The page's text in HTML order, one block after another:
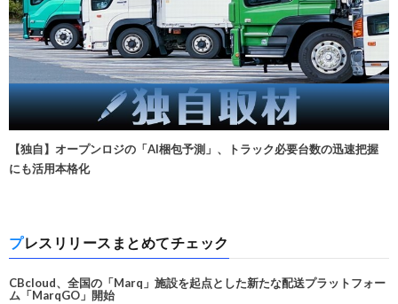
【独自】オープンロジの「AI梱包予測」、トラック必要台数の迅速把握
にも活用本格化
プレスリリースまとめてチェック
CBcloud、全国の「Marq」施設を起点とした新たな配送プラットフォー
ム「MarqGO」開始